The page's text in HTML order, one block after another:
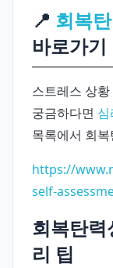
📍 회복
바로가기
스트레스 상
궁금하다면
목록에서 회
https://
self-
회복탄
리 팁